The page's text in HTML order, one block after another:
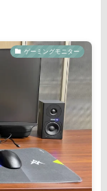
ゲーミングモニター